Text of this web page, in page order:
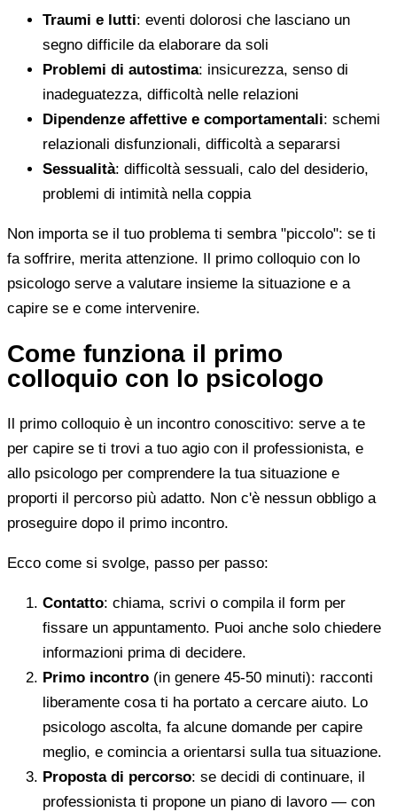
Traumi e lutti: eventi dolorosi che lasciano un
segno difficile da elaborare da soli
Problemi di autostima: insicurezza, senso di
inadeguatezza, difficoltà nelle relazioni
Dipendenze affettive e comportamentali: schemi
relazionali disfunzionali, difficoltà a separarsi
Sessualità: difficoltà sessuali, calo del desiderio,
problemi di intimità nella coppia
Non importa se il tuo problema ti sembra "piccolo": se ti
fa soffrire, merita attenzione. Il primo colloquio con lo
psicologo serve a valutare insieme la situazione e a
capire se e come intervenire.
Come funziona il primo
colloquio con lo psicologo
Il primo colloquio è un incontro conoscitivo: serve a te
per capire se ti trovi a tuo agio con il professionista, e
allo psicologo per comprendere la tua situazione e
proporti il percorso più adatto. Non c'è nessun obbligo a
proseguire dopo il primo incontro.
Ecco come si svolge, passo per passo:
Contatto: chiama, scrivi o compila il form per
fissare un appuntamento. Puoi anche solo chiedere
informazioni prima di decidere.
Primo incontro (in genere 45-50 minuti): racconti
liberamente cosa ti ha portato a cercare aiuto. Lo
psicologo ascolta, fa alcune domande per capire
meglio, e comincia a orientarsi sulla tua situazione.
Proposta di percorso: se decidi di continuare, il
professionista ti propone un piano di lavoro — con